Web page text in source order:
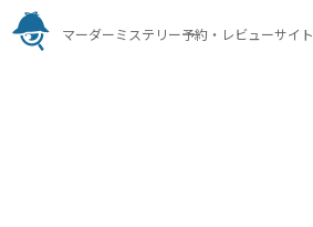
マーダーミステリー予約・レビューサイト